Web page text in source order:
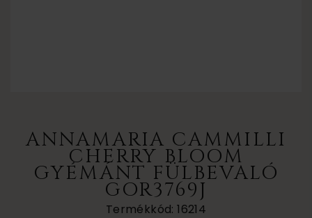
ANNAMARIA CAMMILLI
CHERRY BLOOM
GYÉMÁNT FÜLBEVALÓ
GOR3769J
Termékkód: 16214